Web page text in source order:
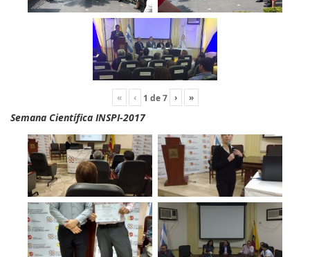
« ‹ 1 de7 › »
Semana Científica INSPI-2017